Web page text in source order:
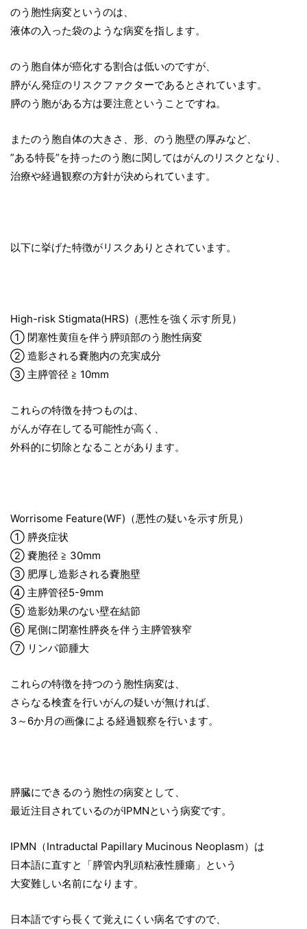
のう胞性病変というのは、
液体の入った袋のような病変を指します。
のう胞自体が癌化する割合は低いのですが、
膵がん発症のリスクファクターであるとされています。
膵のう胞がある方は要注意ということですね。
またのう胞自体の大きさ、形、のう胞壁の厚みなど、
”ある特長”を持ったのう胞に関してはがんのリスクとなり、
治療や経過観察の方針が決められています。
以下に挙げた特徴がリスクありとされています。
High-risk Stigmata(HRS)（悪性を強く示す所見）
① 閉塞性黄疸を伴う膵頭部のう胞性病変
② 造影される嚢胞内の充実成分
③ 主膵管径 ≧ 10mm
これらの特徴を持つものは、
がんが存在してる可能性が高く、
外科的に切除となることがあります。
Worrisome Feature(WF)（悪性の疑いを示す所見）
① 膵炎症状
② 嚢胞径 ≧ 30mm
③ 肥厚し造影される嚢胞壁
④ 主膵管径5-9mm
⑤ 造影効果のない壁在結節
⑥ 尾側に閉塞性膵炎を伴う主膵管狭窄
⑦ リンパ節腫大
これらの特徴を持つのう胞性病変は、
さらなる検査を行いがんの疑いが無ければ、
3～6か月の画像による経過観察を行います。
膵臓にできるのう胞性の病変として、
最近注目されているのがIPMNという病変です。
IPMN（Intraductal Papillary Mucinous Neoplasm）は
日本語に直すと「膵管内乳頭粘液性腫瘍」という
大変難しい名前になります。
日本語ですら長くて覚えにくい病名ですので、